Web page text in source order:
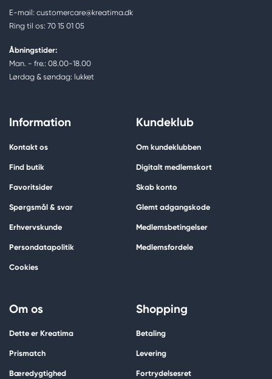
E-mail: customercare@kreatima.dk
Ring til os: 70 15 01 05
Åbningstider:
Man. - fre.: 08.00-18.00
Lørdag & søndag: lukket
Information
Kontakt os
Find butik
Favoritsider
Spørgsmål & svar
Erhvervskunde
Persondatapolitik
Cookies
Kundeklub
Om kundeklubben
Digitalt medlemskort
Skab konto
Glemt adgangskode
Medlemsbetingelser
Medlemsfordele
Om os
Dette er Kreatima
Prismatch
Bæredygtighed
Shopping
Betaling
Levering
Fortrydelsesret